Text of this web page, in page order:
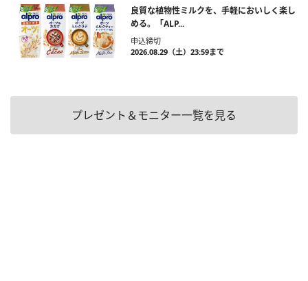
良質な植物性ミルクを、手軽においしく楽し
める。「ALP...
申込締切
2026.08.29（土）23:59まで
プレゼント＆モニター一覧を見る